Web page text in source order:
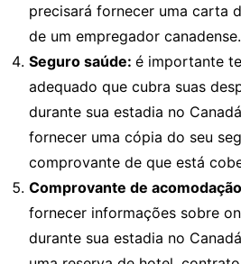
precisará fornecer uma carta
de um empregador canadense.
Seguro saúde: é importante
adequado que cubra suas
durante sua estadia no
fornecer uma cópia do seu
comprovante de que está
Comprovante de
fornecer informações sobre
durante sua estadia no